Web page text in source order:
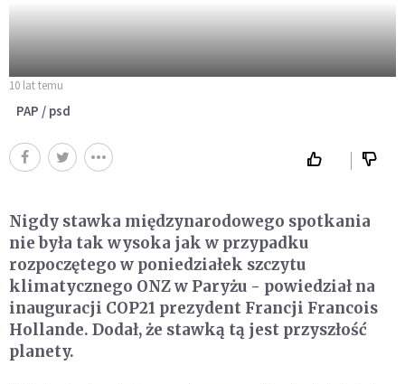
10 lat temu
PAP / psd
Nigdy stawka międzynarodowego spotkania
nie była tak wysoka jak w przypadku
rozpoczętego w poniedziałek szczytu
klimatycznego ONZ w Paryżu - powiedział na
inauguracji COP21 prezydent Francji Francois
Hollande. Dodał, że stawką tą jest przyszłość
planety.